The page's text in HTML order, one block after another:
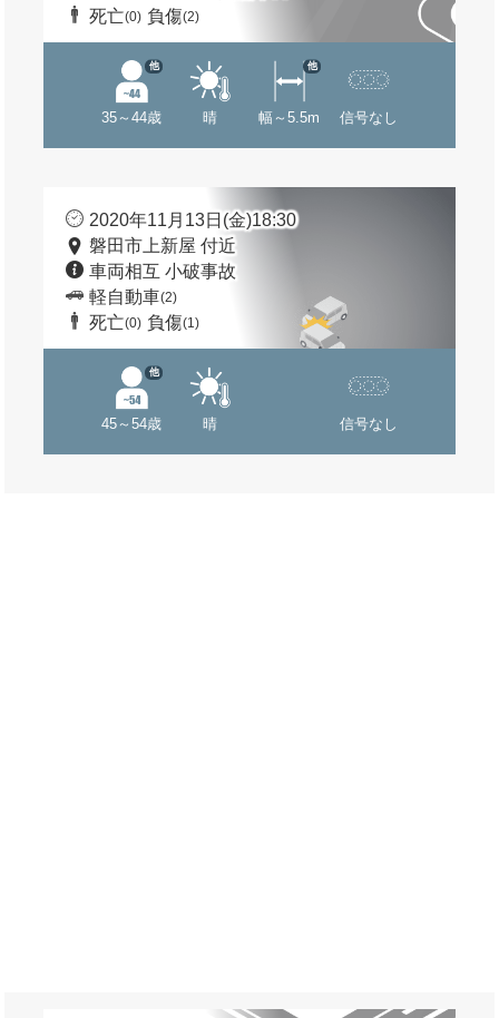
死亡(0) 負傷(2)
35～44歳
他
晴 幅～5.5m
他
信号なし
2020年11月13日(金)18:30
磐田市上新屋 付近
車両相互 小破事故
軽自動車(2)
死亡(0) 負傷(1)
45～54歳
他
晴 信号なし